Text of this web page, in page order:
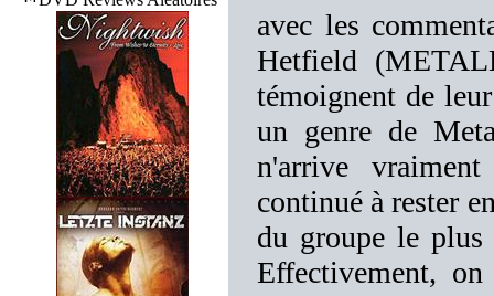
avec les
Hetfield
témoignent de
un genre de
n'arrive
continué à rester
du groupe le
Effectivement,